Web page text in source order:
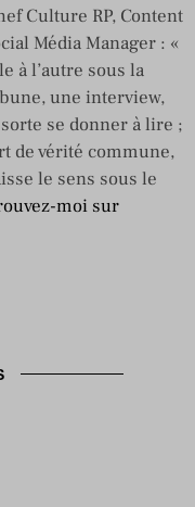
Culture RP, Content
Média Manager : «
à l’autre sous la
une interview,
se donner à lire ;
de vérité commune,
le sens sous le
moi sur